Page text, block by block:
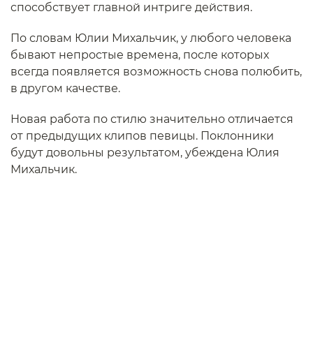
способствует главной интриге действия.
По словам Юлии Михальчик, у любого человека
бывают непростые времена, после которых
всегда появляется возможность снова полюбить,
в другом качестве.
Новая работа по стилю значительно отличается
от предыдущих клипов певицы. Поклонники
будут довольны результатом, убеждена Юлия
Михальчик.